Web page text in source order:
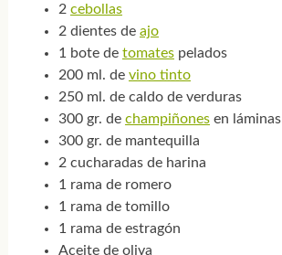
2 cebollas
2 dientes de ajo
1 bote de tomatespelados
200 ml. de vino tinto
250 ml. de caldo de verduras
300 gr. de champiñonesen láminas
300 gr. de mantequilla
2 cucharadas de harina
1 rama de romero
1 rama de tomillo
1 rama de estragón
Aceite de oliva